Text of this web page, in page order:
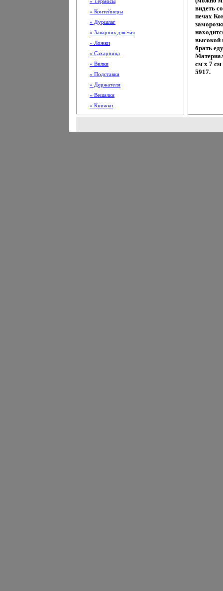
» Контейнеры
» Дуршлаг
» Заварник для чая
» Ложки
» Сахарница
» Вилки
» Подставки
» Держатели
» Вешалки
» Книжки
видеть
печах
высокой
брать
см х 7 см
5917.